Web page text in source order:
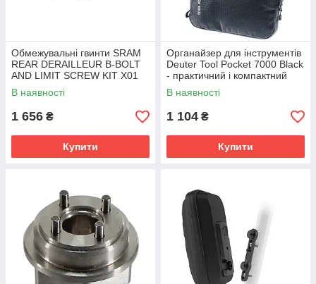
Обмежувальні гвинти SRAM
REAR DERAILLEUR B-BOLT
AND LIMIT SCREW KIT X01
EAGLE HEX5
(11.7518.080.000)
В наявності
1 656 ₴
Купити
Органайзер для інструментів
Deuter Tool Pocket 7000 Black
- практичний і компактний
кейс
В наявності
1 104 ₴
Купити